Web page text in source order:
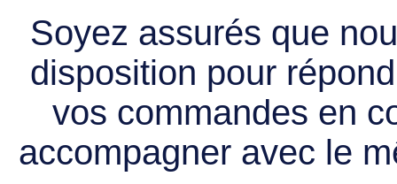
Soyez assurés que
disposition pour
vos commandes en
accompagner avec le